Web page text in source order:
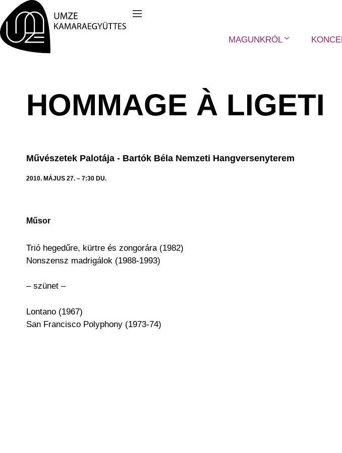
Kilépés
tartalomba
MAGUNKRÓL
HOMMAGE À LIGETI
Művészetek Palotája - Bartók Béla Nemzeti Hangversenyterem
2010. MÁJUS 27. – 7:30 DU.
Műsor
Trió hegedűre, kürtre és zongorára (1982)
Nonszensz madrigálok (1988-1993)
– szünet –
Lontano (1967)
San Francisco Polyphony (1973-74)